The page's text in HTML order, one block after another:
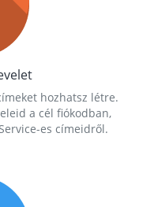
hozhatsz létre.
a cél fiókodban,
es címeidről.